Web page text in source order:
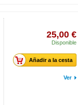
25,00 €
Disponible
Añadir a la cesta
Ver